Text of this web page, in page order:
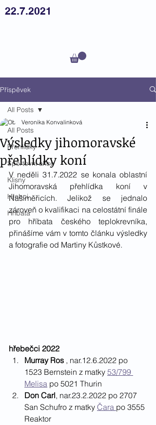
22.7.2021
Příspěvek
All Posts
Přehlídky
Sportovní akce
Klisny
Hřebci
Hříbata
All Posts
Výsledky jihomoravské
přehlídky koní
Veronika Konvalinková
V neděli 31.7.2022 se konala oblastní
Jihomoravská přehlídka koní v
Našiměřicích. Jelikož se jednalo
zároveň o kvalifikaci na celostátní finále
pro hříbata českého teplokrevníka,
přinášíme vám v tomto článku výsledky
a fotografie od Martiny Kůstkové.
hřebečci 2022
Murray Ros , nar.12.6.2022 po
1523 Bernstein z matky 53/799
Melisa po 5021 Thurin
Don Carl, nar.23.2.2022 po 2707
San Schufro z matky Čara po 3555
Reaktor